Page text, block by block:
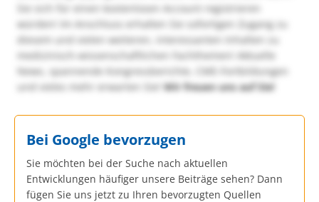
Sie sich für einen kostenlosen Account registrieren
würden! Im Anschluss erhalten Sie sofortigen Zugang zu
diesem und vielen weiteren, interessanten Inhalten zu
medizinisch-wissenschaftlichen Fachthemen! Aktuelle
News, spannende Kongressberichte, CME-Fortbildungen
und vieles mehr erwarten Sie!Wir freuen uns auf Sie!
Bei Google bevorzugen
Sie möchten bei der Suche nach aktuellen
Entwicklungen häufiger unsere Beiträge sehen? Dann
fügen Sie uns jetzt zu Ihren bevorzugten Quellen